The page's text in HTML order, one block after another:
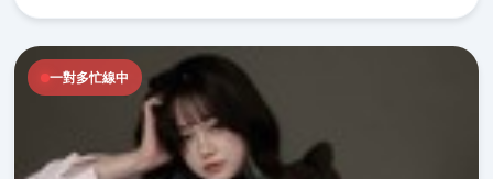
一對多忙線中